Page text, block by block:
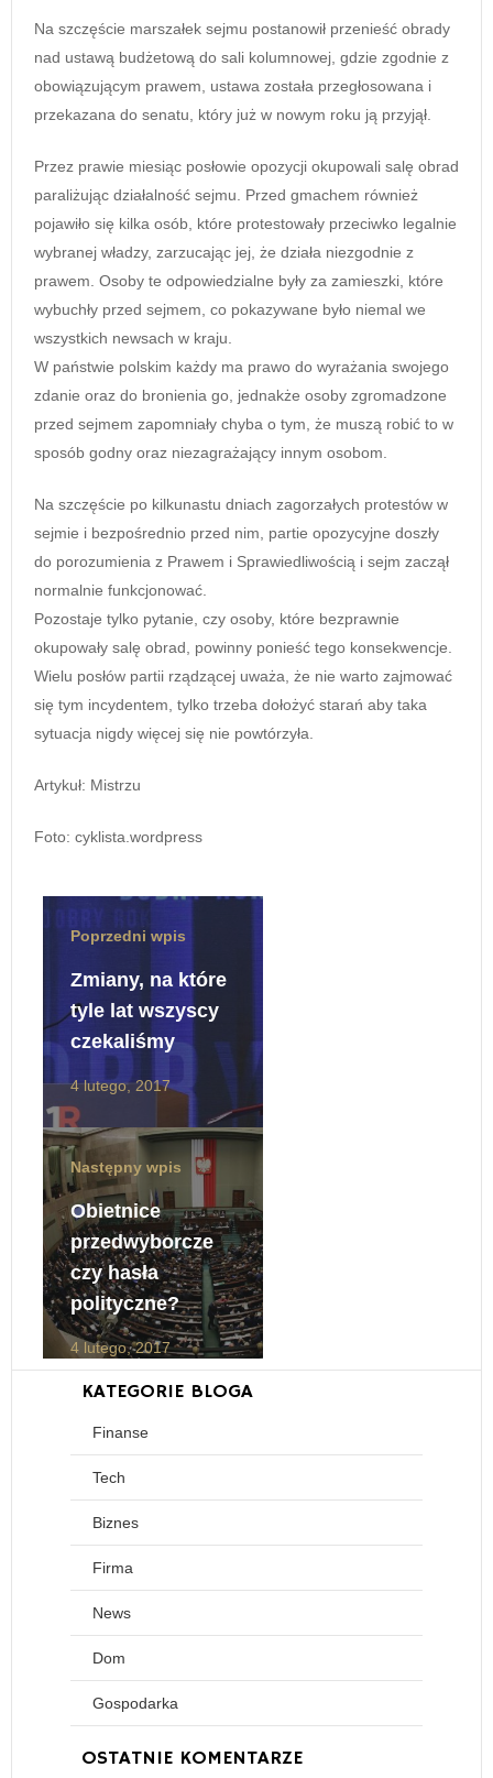
Na szczęście marszałek sejmu postanowił przenieść obrady
nad ustawą budżetową do sali kolumnowej, gdzie zgodnie z
obowiązującym prawem, ustawa została przegłosowana i
przekazana do senatu, który już w nowym roku ją przyjął.
Przez prawie miesiąc posłowie opozycji okupowali salę obrad
paraliżując działalność sejmu. Przed gmachem również
pojawiło się kilka osób, które protestowały przeciwko legalnie
wybranej władzy, zarzucając jej, że działa niezgodnie z
prawem. Osoby te odpowiedzialne były za zamieszki, które
wybuchły przed sejmem, co pokazywane było niemal we
wszystkich newsach w kraju.
W państwie polskim każdy ma prawo do wyrażania swojego
zdanie oraz do bronienia go, jednakże osoby zgromadzone
przed sejmem zapomniały chyba o tym, że muszą robić to w
sposób godny oraz niezagrażający innym osobom.
Na szczęście po kilkunastu dniach zagorzałych protestów w
sejmie i bezpośrednio przed nim, partie opozycyjne doszły
do porozumienia z Prawem i Sprawiedliwością i sejm zaczął
normalnie funkcjonować.
Pozostaje tylko pytanie, czy osoby, które bezprawnie
okupowały salę obrad, powinny ponieść tego konsekwencje.
Wielu posłów partii rządzącej uważa, że nie warto zajmować
się tym incydentem, tylko trzeba dołożyć starań aby taka
sytuacja nigdy więcej się nie powtórzyła.
Artykuł: Mistrzu
Foto: cyklista.wordpress
Poprzedni wpis
Zmiany, na które
tyle lat wszyscy
czekaliśmy
4 lutego, 2017
Następny wpis
Obietnice
przedwyborcze
czy hasła
polityczne?
4 lutego, 2017
KATEGORIE BLOGA
Finanse
Tech
Biznes
Firma
News
Dom
Gospodarka
OSTATNIE KOMENTARZE